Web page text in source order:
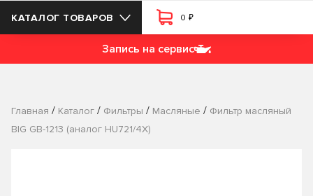
КАТАЛОГ ТОВАРОВ 0 ₽
Запись на сервис
Главная / Каталог / Фильтры / Масляные / Фильтр масляный
BIG GB-1213 (аналог HU721/4X)